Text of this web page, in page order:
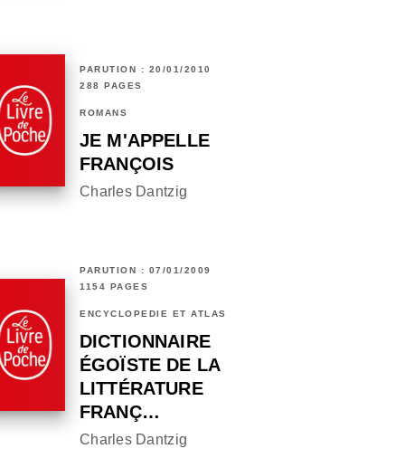
PARUTION : 20/01/2010
288 PAGES
ROMANS
JE M'APPELLE
FRANÇOIS
Charles Dantzig
PARUTION : 07/01/2009
1154 PAGES
ENCYCLOPÉDIE ET ATLAS
DICTIONNAIRE
ÉGOÏSTE DE LA
LITTÉRATURE
FRANÇ…
Charles Dantzig